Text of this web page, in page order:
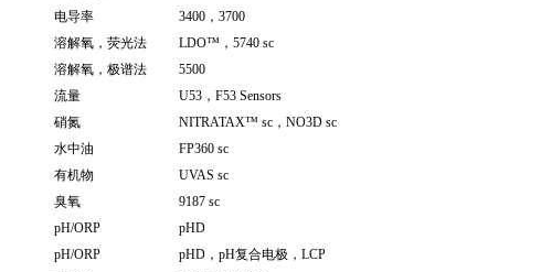
电导率
3400 ，3700
溶解氧，荧光法
LDO™ ，5740 sc
溶解氧，极谱法
5500
流量
U53 ，F53 Sensors
硝氮
NITRATAX™ sc ，NO3D sc
水中油
FP360 sc
有机物
UVAS sc
臭氧
9187 sc
pH/ORP
pHD
pH/ORP
pHD ，pH复合电极，LCP